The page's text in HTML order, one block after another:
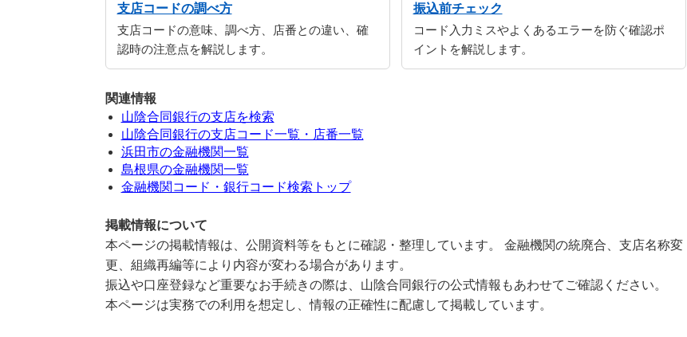
支店コードの調べ方
支店コードの意味、調べ方、店番との違い、確
認時の注意点を解説します。
振込前チェック
コード入力ミスやよくあるエラーを防ぐ確認ポ
イントを解説します。
関連情報
山陰合同銀行の支店を検索
山陰合同銀行の支店コード一覧・店番一覧
浜田市の金融機関一覧
島根県の金融機関一覧
金融機関コード・銀行コード検索トップ
掲載情報について
本ページの掲載情報は、公開資料等をもとに確認・整理しています。 金融機関の統廃合、支店名称変
更、組織再編等により内容が変わる場合があります。
振込や口座登録など重要なお手続きの際は、山陰合同銀行の公式情報もあわせてご確認ください。
本ページは実務での利用を想定し、情報の正確性に配慮して掲載しています。